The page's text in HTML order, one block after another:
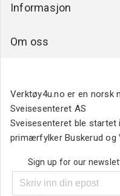
Informasjon
Om oss
Verktøy4u.no er en norsk
Sveisesenteret AS
Sveisesenteret ble startet
primærfylker Buskerud og
Sign up for our